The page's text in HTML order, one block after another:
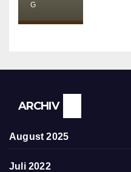
G
ARCHIV
August 2025
Juli 2022